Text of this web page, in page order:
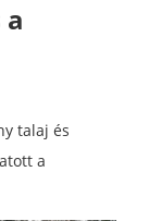
talaj és
a